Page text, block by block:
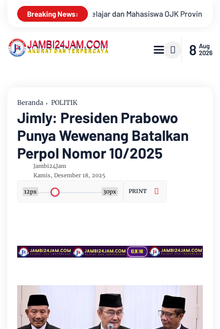
Breaking News:
OJK Provinsi Jambi 2026, Unjuk Kreativitas di Taman
8 Aug
2026
Beranda POLITIK
Jimly: Presiden Prabowo
Punya Wewenang Batalkan
Perpol Nomor 10/2025
Jambi24Jam
Kamis, Desember 18, 2025
12px 30px PRINT